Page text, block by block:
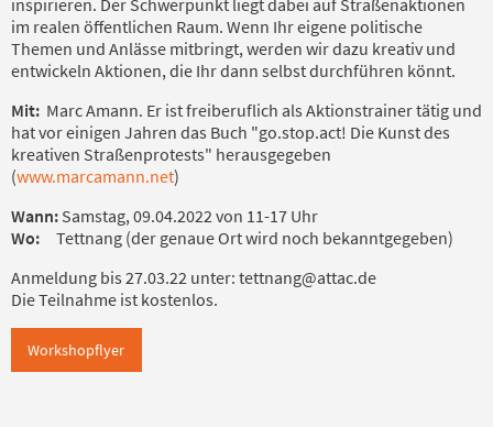
im realen öffentlichen Raum. Wenn Ihr eigene politische
Themen und Anlässe mitbringt, werden wir dazu kreativ und
entwickeln Aktionen, die Ihr dann selbst durchführen könnt.
Mit: Marc Amann. Er ist freiberuflich als Aktionstrainer tätig und
hat vor einigen Jahren das Buch "go.stop.act! Die Kunst des
kreativen Straßenprotests" herausgegeben
(www.marcamann.net)
Wann: Samstag, 09.04.2022 von 11-17 Uhr
Wo:
Tettnang (der genaue Ort wird noch bekanntgegeben)
Anmeldung bis 27.03.22 unter: tettnang@attac.de
Die Teilnahme ist kostenlos.
Workshopflyer